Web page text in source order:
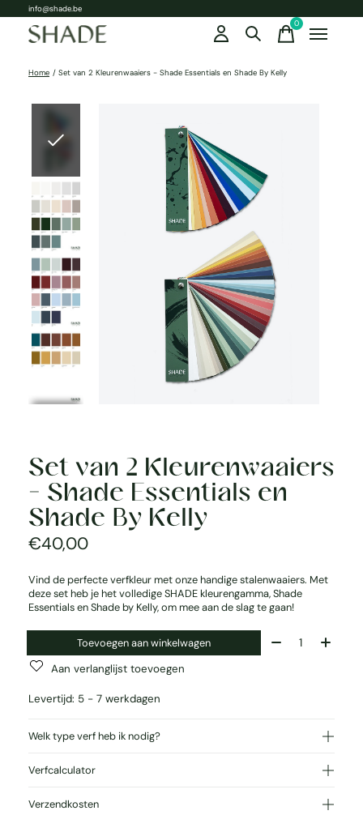
info@shade.be
0items
Home / Set van 2 Kleurenwaaiers - Shade Essentials en Shade By Kelly
Set van 2 Kleurenwaaiers
- Shade Essentials en
Shade By Kelly
€40,00
Vind de perfecte verfkleur met onze handige stalenwaaiers. Met
deze set heb je het volledige SHADE kleurengamma, Shade
Essentials en Shade by Kelly, om mee aan de slag te gaan!
Toevoegen aan winkelwagen Aantal:
Aan verlanglijst toevoegen
Levertijd: 5 - 7 werkdagen
Welk type verf heb ik nodig?
Verfcalculator
Verzendkosten